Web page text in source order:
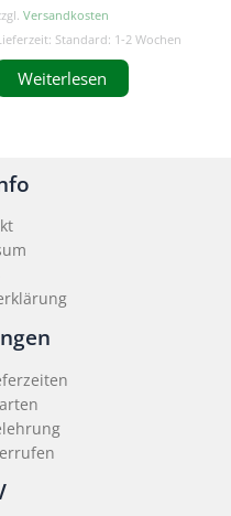
Versandkosten
Standard: 1-2 Wochen
Weiterlesen